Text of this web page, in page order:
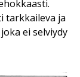
tarkkaileva ja
ei selviydy